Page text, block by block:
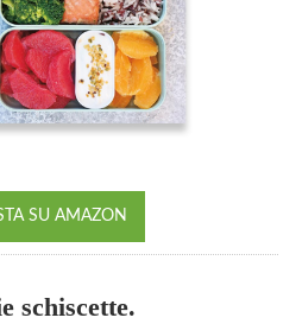
SU AMAZON
schiscette.